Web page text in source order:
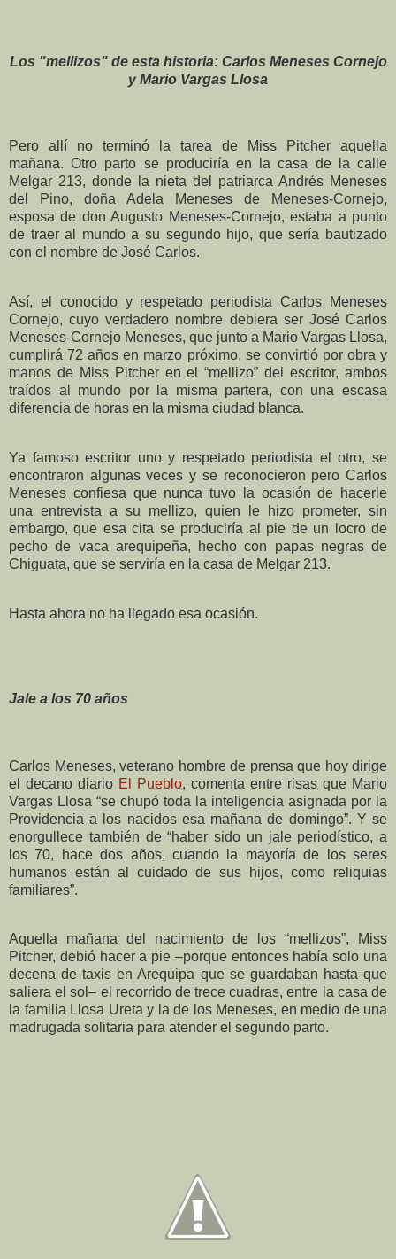
Los "mellizos" de esta historia: Carlos Meneses Cornejo
y Mario Vargas Llosa
Pero allí no terminó la tarea de Miss Pitcher aquella
mañana. Otro parto se produciría en la casa de la calle
Melgar 213, donde la nieta del patriarca Andrés Meneses
del Pino, doña Adela Meneses de Meneses-Cornejo,
esposa de don Augusto Meneses-Cornejo, estaba a punto
de traer al mundo a su segundo hijo, que sería bautizado
con el nombre de José Carlos.
Así, el conocido y respetado periodista Carlos Meneses
Cornejo, cuyo verdadero nombre debiera ser José Carlos
Meneses-Cornejo Meneses, que junto a Mario Vargas Llosa,
cumplirá 72 años en marzo próximo, se convirtió por obra y
manos de Miss Pitcher en el “mellizo” del escritor, ambos
traídos al mundo por la misma partera, con una escasa
diferencia de horas en la misma ciudad blanca.
Ya famoso escritor uno y respetado periodista el otro, se
encontraron algunas veces y se reconocieron pero Carlos
Meneses confiesa que nunca tuvo la ocasión de hacerle
una entrevista a su mellizo, quien le hizo prometer, sin
embargo, que esa cita se produciría al pie de un locro de
pecho de vaca arequipeña, hecho con papas negras de
Chiguata, que se serviría en la casa de Melgar 213.
Hasta ahora no ha llegado esa ocasión.
Jale a los 70 años
Carlos Meneses, veterano hombre de prensa que hoy dirige
el decano diario El Pueblo, comenta entre risas que Mario
Vargas Llosa “se chupó toda la inteligencia asignada por la
Providencia a los nacidos esa mañana de domingo”. Y se
enorgullece también de “haber sido un jale periodístico, a
los 70, hace dos años, cuando la mayoría de los seres
humanos están al cuidado de sus hijos, como reliquias
familiares”.
Aquella mañana del nacimiento de los “mellizos”, Miss
Pitcher, debió hacer a pie –porque entonces había solo una
decena de taxis en Arequipa que se guardaban hasta que
saliera el sol– el recorrido de trece cuadras, entre la casa de
la familia Llosa Ureta y la de los Meneses, en medio de una
madrugada solitaria para atender el segundo parto.